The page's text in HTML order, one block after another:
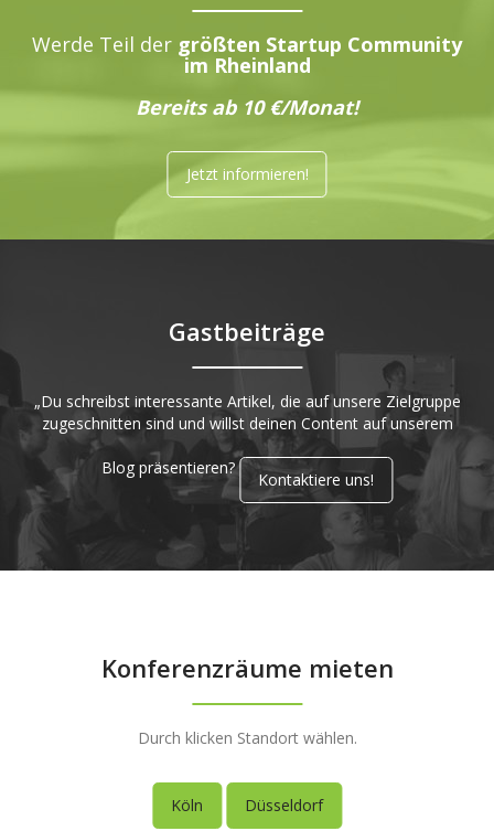
Werde Teil der größten Startup Community
im Rheinland
Bereits ab 10 €/Monat!
Jetzt informieren!
Gastbeiträge
„Du schreibst interessante Artikel, die auf unsere Zielgruppe
zugeschnitten sind und willst deinen Content auf unserem
Blog präsentieren?
Kontaktiere uns!
Konferenzräume mieten
Durch klicken Standort wählen.
Köln Düsseldorf